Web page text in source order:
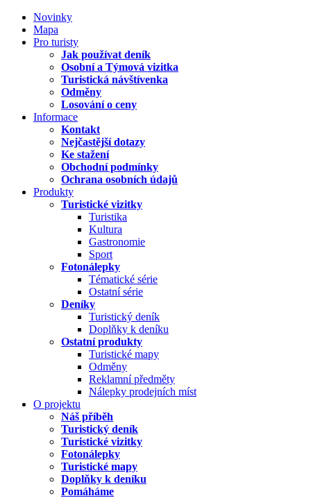
Novinky
Mapa
Pro turisty
Jak používat deník
Osobní a Týmová vizitka
Turistická návštívenka
Odměny
Losování o ceny
Informace
Kontakt
Nejčastější dotazy
Ke stažení
Obchodní podmínky
Ochrana osobních údajů
Produkty
Turistické vizitky
Turistika
Kultura
Gastronomie
Sport
Fotonálepky
Tématické série
Ostatní série
Deníky
Turistický deník
Doplňky k deníku
Ostatní produkty
Turistické mapy
Odměny
Reklamní předměty
Nálepky prodejních míst
O projektu
Náš příběh
Turistický deník
Turistické vizitky
Fotonálepky
Turistické mapy
Doplňky k deníku
Pomáháme